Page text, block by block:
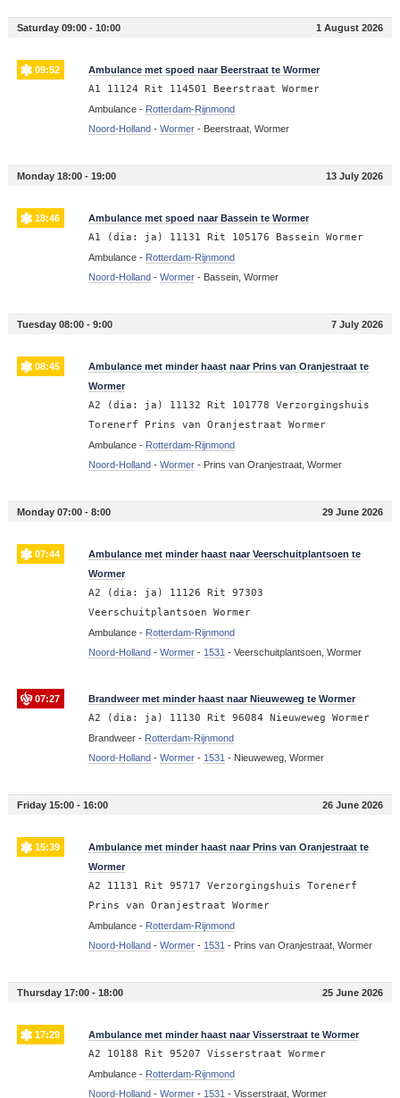
Saturday 09:00 - 10:00 1 August 2026
09:52 Ambulance met spoed naar Beerstraat te Wormer
A1 11124 Rit 114501 Beerstraat Wormer
Ambulance - Rotterdam-Rijnmond
Noord-Holland- Wormer- Beerstraat, Wormer
Monday 18:00 - 19:00 13 July 2026
18:46 Ambulance met spoed naar Bassein te Wormer
A1 (dia: ja) 11131 Rit 105176 Bassein Wormer
Ambulance - Rotterdam-Rijnmond
Noord-Holland- Wormer- Bassein, Wormer
Tuesday 08:00 - 9:00 7 July 2026
08:45
Ambulance met minder haast naar Prins van Oranjestraat te
Wormer
A2 (dia: ja) 11132 Rit 101778 Verzorgingshuis
Torenerf Prins van Oranjestraat Wormer
Ambulance - Rotterdam-Rijnmond
Noord-Holland- Wormer- Prins van Oranjestraat, Wormer
Monday 07:00 - 8:00 29 June 2026
07:44
Ambulance met minder haast naar Veerschuitplantsoen te
Wormer
A2 (dia: ja) 11126 Rit 97303
Veerschuitplantsoen Wormer
Ambulance - Rotterdam-Rijnmond
Noord-Holland- Wormer- 1531 - Veerschuitplantsoen, Wormer
07:27 Brandweer met minder haast naar Nieuweweg te Wormer
A2 (dia: ja) 11130 Rit 96084 Nieuweweg Wormer
Brandweer - Rotterdam-Rijnmond
Noord-Holland- Wormer- 1531 - Nieuweweg, Wormer
Friday 15:00 - 16:00 26 June 2026
15:39
Ambulance met minder haast naar Prins van Oranjestraat te
Wormer
A2 11131 Rit 95717 Verzorgingshuis Torenerf
Prins van Oranjestraat Wormer
Ambulance - Rotterdam-Rijnmond
Noord-Holland- Wormer- 1531 - Prins van Oranjestraat, Wormer
Thursday 17:00 - 18:00 25 June 2026
17:29 Ambulance met minder haast naar Visserstraat te Wormer
A2 10188 Rit 95207 Visserstraat Wormer
Ambulance - Rotterdam-Rijnmond
Noord-Holland- Wormer- 1531 - Visserstraat, Wormer